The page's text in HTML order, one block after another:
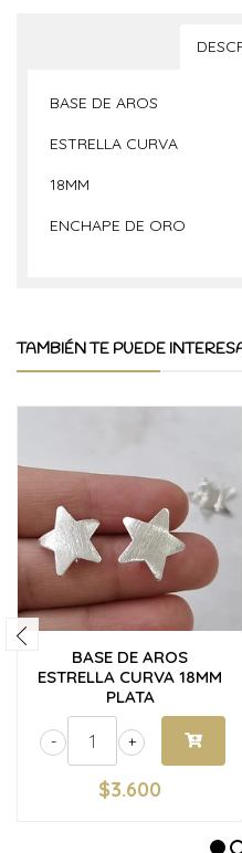
BASE DE AROS
ESTRELLA CURVA
18MM
ENCHAPE DE ORO
TAMBIÉN TE PUEDE
BASE DE AROS
ESTRELLA CURVA 18MM
PLATA
+
-
$3.600